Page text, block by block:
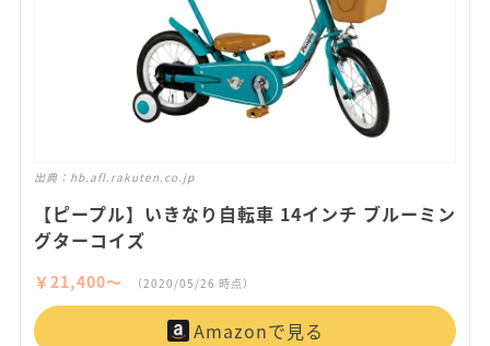
出典： hb.afl.rakuten.co.jp
【ピープル】いきなり自転車 14インチ ブルーミン
グターコイズ
￥21,400〜 （2020/05/26 時点）
Amazonで見る